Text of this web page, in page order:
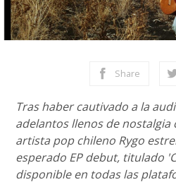
Share
Tras haber cautivado a la
adelantos llenos de nostalgia
artista pop chileno Rygo
esperado EP debut, titulado
disponible en todas las